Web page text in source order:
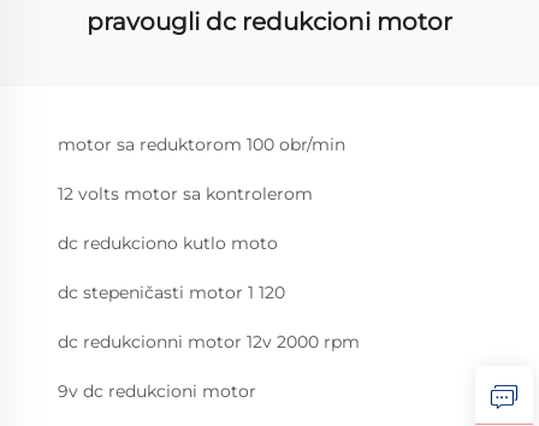
pravougli dc redukcioni motor
motor sa reduktorom 100 obr/min
12 volts motor sa kontrolerom
dc redukciono kutlo moto
dc stepeničasti motor 1 120
dc redukcionni motor 12v 2000 rpm
9v dc redukcioni motor